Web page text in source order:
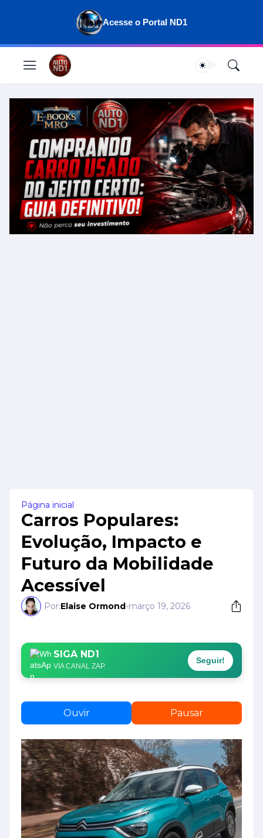
Acesse o Portal ND1
Página inicial
Carros Populares:
Evolução, Impacto e
Futuro da Mobilidade
Acessível
Por:Elaise Ormond-março 19, 2026
SIGA ND1
VIA CANAL ZAP.
Seguir!
Ouvir Pausar